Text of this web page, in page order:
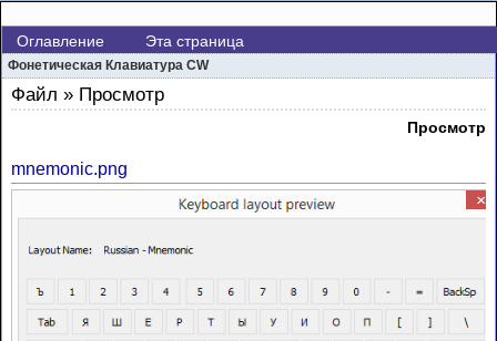
Оглавление Эта страница
Фонетическая Клавиатура CW
Файл » Просмотр
Просмотр
mnemonic.png